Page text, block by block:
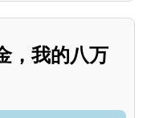
，我的八万